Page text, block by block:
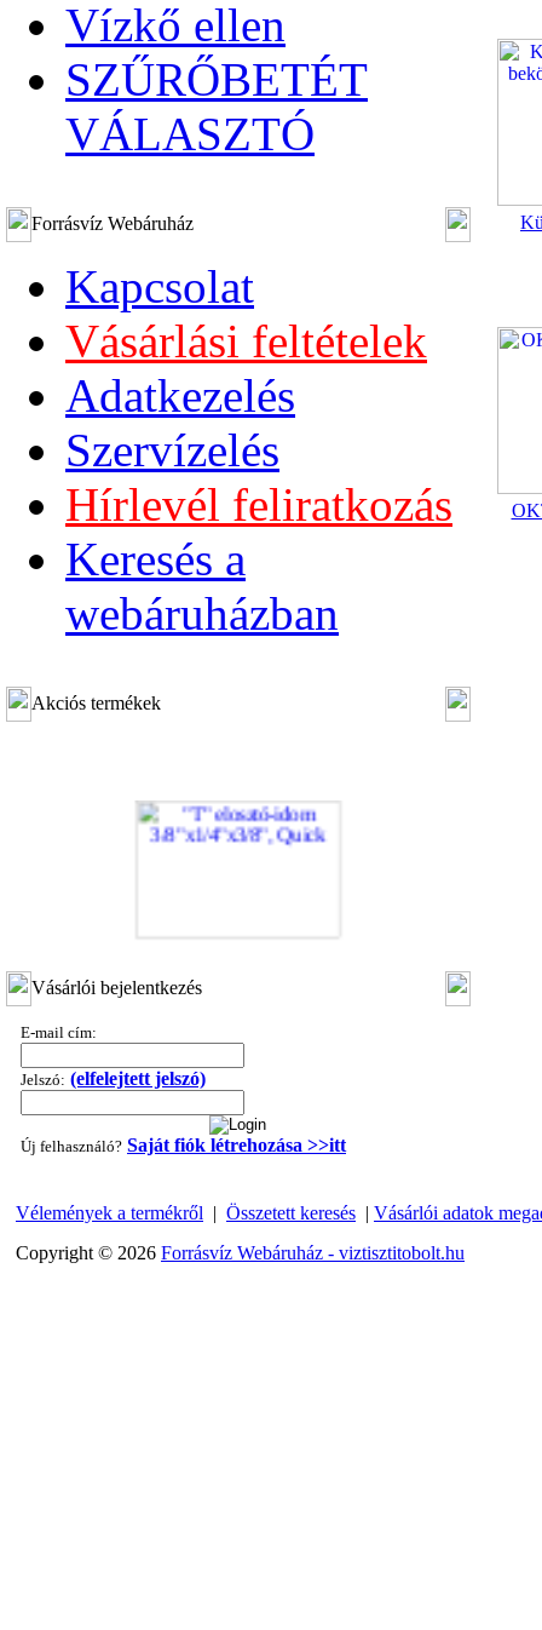
Vízkő ellen
SZŰRŐBETÉT
VÁLASZTÓ
Forrásvíz Webáruház
Kapcsolat
Vásárlási feltételek
Adatkezelés
Szervízelés
Hírlevél feliratkozás
Keresés a
webáruházban
Akciós termékek
---------
"T" elosztó-idom 1/4"x3/8"x1/4", Quick
Vásárlói bejelentkezés
E-mail cím:
Jelszó: (elfelejtett jelszó)
Új felhasználó? Saját fiók létrehozása >>itt
Vélemények a termékről | Összetett keresés | Vásárlói adatok
Copyright © 2026 Forrásvíz Webáruház - viztisztitobolt.hu